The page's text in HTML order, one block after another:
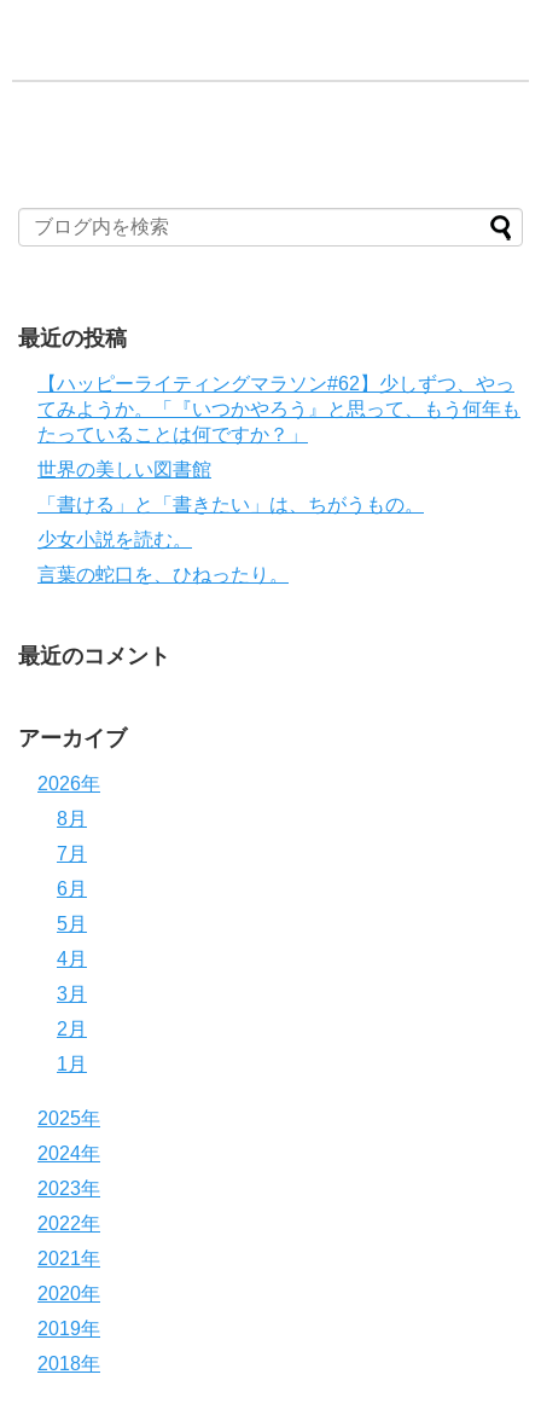
最近の投稿
【ハッピーライティングマラソン#62】少しずつ、やっ
てみようか。「『いつかやろう』と思って、もう何年も
たっていることは何ですか？」
世界の美しい図書館
「書ける」と「書きたい」は、ちがうもの。
少女小説を読む。
言葉の蛇口を、ひねったり。
最近のコメント
アーカイブ
2026年
8月
7月
6月
5月
4月
3月
2月
1月
2025年
2024年
2023年
2022年
2021年
2020年
2019年
2018年